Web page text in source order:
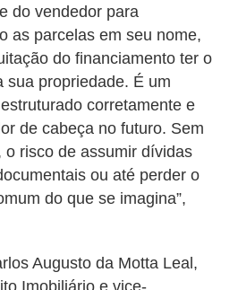
do vendedor para
as parcelas em seu nome,
do financiamento ter o
sua propriedade. É um
corretamente e
de cabeça no futuro. Sem
o risco de assumir dívidas
ou até perder o
do que se imagina”,
Augusto da Motta Leal,
Imobiliário e vice-